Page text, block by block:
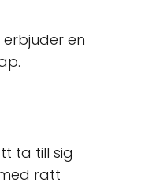
en
ta till sig
rätt